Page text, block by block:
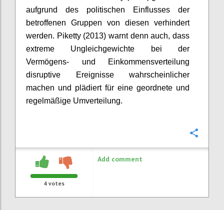
aufgrund des politischen Einflusses der
betroffenen Gruppen von diesen verhindert
werden. Piketty(2013) warnt denn auch, dass
extreme Ungleichgewichte bei der
Vermögens- und Einkommensverteilung
disruptive Ereignisse wahrscheinlicher
machen und plädiert für eine geordnete und
regelmäßige Umverteilung.
4 votes
Add comment